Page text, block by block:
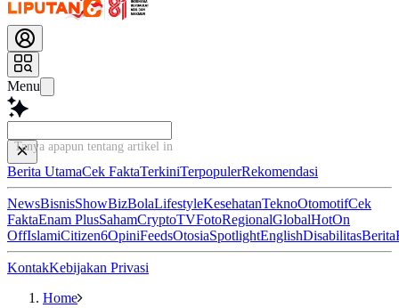
Menu
Tanya apapun tentang artikel ini...
Berita UtamaCek FaktaTerkiniTerpopulerRekomendasi
NewsBisnisShowBizBolaLifestyleKesehatanTeknoOtomotifCek
FaktaEnam PlusSahamCryptoTVFotoRegionalGlobalHotOn
OffIslamiCitizen6OpiniFeedsOtosiaSpotlightEnglishDisabilitasBerita
KontakKebijakan Privasi
Home